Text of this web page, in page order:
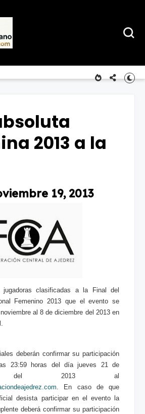
2013 a la
19, 2013
clasificadas a la Final del
Femenino 2013 que el evento se
al 8 de diciembre del 2013 en
deberán confirmar su participación
23:59 horas del día jueves 21 de
del 2013 al
. En caso de que
desista participar en el evento la
deberá confirmar su participación